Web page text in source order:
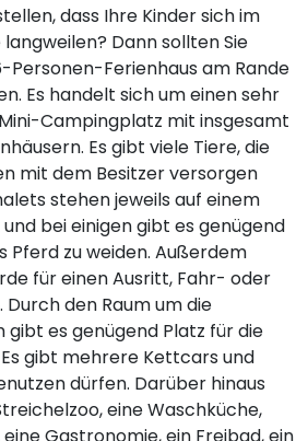
dass Ihre Kinder sich im
Dann sollten Sie
Personen-Ferienhaus am Rande
Es handelt sich um einen sehr
Campingplatz mit insgesamt
Es gibt viele Tiere, die
mit dem Besitzer versorgen
stehen jeweils auf einem
bei einigen gibt es genügend
Pferd zu weiden. Außerdem
für einen Ausritt, Fahr- oder
den Raum um die
gibt es genügend Platz für die
gibt mehrere Kettcars und
dürfen. Darüber hinaus
eine Waschküche,
Gastronomie, ein Freibad, ein